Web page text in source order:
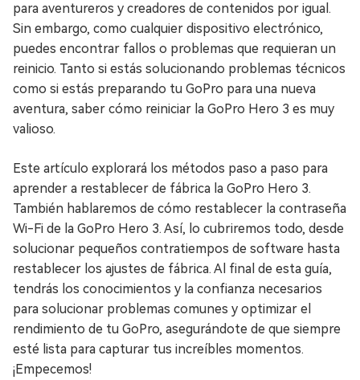
para aventureros y creadores de contenidos por igual.
Sin embargo, como cualquier dispositivo electrónico,
puedes encontrar fallos o problemas que requieran un
reinicio. Tanto si estás solucionando problemas técnicos
como si estás preparando tu GoPro para una nueva
aventura, saber cómo reiniciar la GoPro Hero 3 es muy
valioso.
Este artículo explorará los métodos paso a paso para
aprender a restablecer de fábrica la GoPro Hero 3.
También hablaremos de cómo restablecer la contraseña
Wi-Fi de la GoPro Hero 3. Así, lo cubriremos todo, desde
solucionar pequeños contratiempos de software hasta
restablecer los ajustes de fábrica. Al final de esta guía,
tendrás los conocimientos y la confianza necesarios
para solucionar problemas comunes y optimizar el
rendimiento de tu GoPro, asegurándote de que siempre
esté lista para capturar tus increíbles momentos.
¡Empecemos!